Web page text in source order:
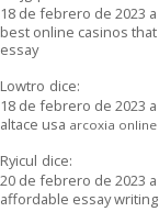
18 de febrero de 2023 a
best online casinos
essay
Lowtro dice:
18 de febrero de 2023 a
altace usa arcoxia
Ryicul dice:
20 de febrero de 2023 a
affordable essay writing